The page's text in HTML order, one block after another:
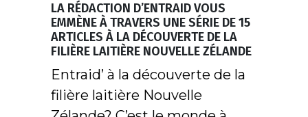
LA RÉDACTION D’ENTRAID VOUS
EMMÈNE À TRAVERS UNE SÉRIE DE 15
ARTICLES À LA DÉCOUVERTE DE LA
FILIÈRE LAITIÈRE NOUVELLE ZÉLANDE
Entraid’ à la découverte de la
filière laitière Nouvelle